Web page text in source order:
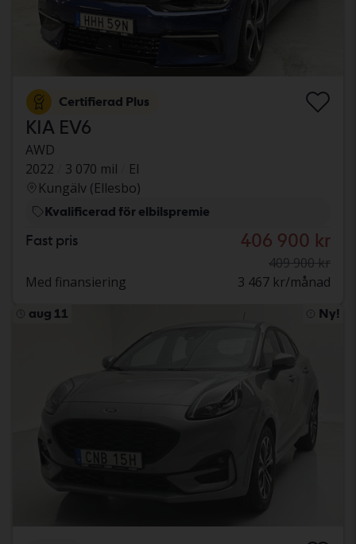
Certifierad Plus
KIA EV6
AWD
2022
3 070 mil
El
Kungälv (Ellesbo)
Kvalificerad för elbilspremie
Fast pris 406 900 kr
409 900 kr
Med finansiering
3 467 kr/månad
aug 11 Ny!